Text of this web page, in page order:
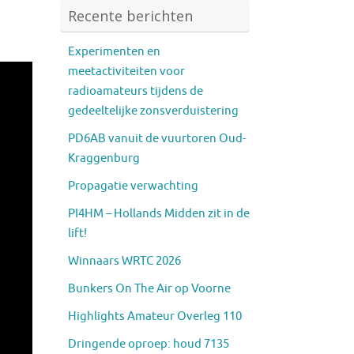
Recente berichten
Experimenten en
meetactiviteiten voor
radioamateurs tijdens de
gedeeltelijke zonsverduistering
PD6AB vanuit de vuurtoren Oud-
Kraggenburg
Propagatie verwachting
PI4HM – Hollands Midden zit in de
lift!
Winnaars WRTC 2026
Bunkers On The Air op Voorne
Highlights Amateur Overleg 110
Dringende oproep: houd 7135